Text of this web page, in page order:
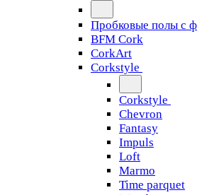
Пробковые полы с
BFM Cork
CorkArt
Corkstyle
Corkstyle
Chevron
Fantasy
Impuls
Loft
Marmo
Time parquet